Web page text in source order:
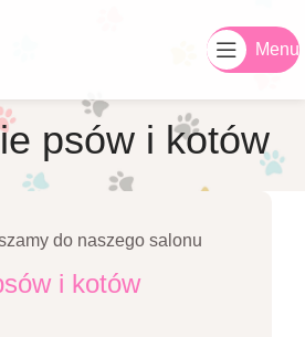
Menu
psów i kotów
do naszego salonu
i kotów
nazębnego przy użyciu ultradźwięków.
psów do 10 kg